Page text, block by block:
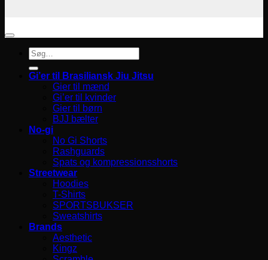
Søg
efter:
Gi’er til Brasiliansk Jiu Jitsu
Gier til mænd
Gi’er til kvinder
Gier til børn
BJJ bælter
No-gi
No Gi Shorts
Rashguards
Spats og kompressionsshorts
Streetwear
Hoodies
T-Shirts
SPORTSBUKSER
Sweatshirts
Brands
Aesthetic
Kingz